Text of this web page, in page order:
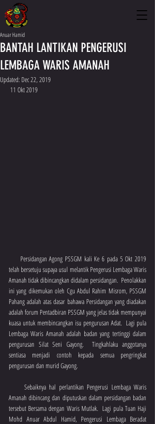
BANTAH LANTIKAN PENGERUSI
LEMBAGA WARIS AMANAH
Anuar Hamid
Updated: Dec 22, 2019
11 Okt 2019
telah bersetuju supaya usul melantik Pengerusi Lembaga Waris
Amanah tidak dibincangkan didalam persidangan.  Penolakkan
ini yang dikemukan oleh Cgu Abdul Rahim Misrom, PSSGM
Pahang adalah atas dasar bahawa Persidangan yang diadakan
adalah forum Pentadbiran PSSGM yang jelas tidak mempunyai
kuasa untuk membincangkan isu pengurusan Adat.  Lagi pula
Lembaga Waris Amanah adalah badan yang tertinggi dalam
pengurusan Silat Seni Gayong.  Tingkahlaku anggotanya
sentiasa menjadi contoh kepada semua pengringkat
pengurusan dan murid Gayong.
Amanah dibincang dan diputuskan dalam persidangan badan
tersebut Bersama dengan Waris Mutlak.  Lagi pula Tuan Haji
Mohd Anuar Abdul Hamid, Pengerusi Lembaga Beradat